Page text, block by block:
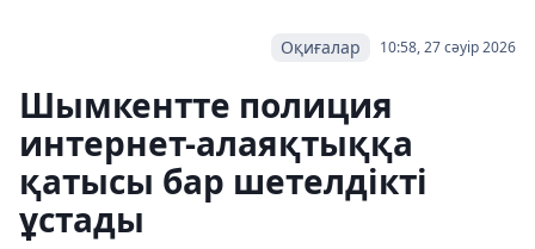
10:58, 27 сәуір 2026
Оқиғалар
Шымкентте полиция
интернет-алаяқтыққа
қатысы бар шетелдікті
ұстады